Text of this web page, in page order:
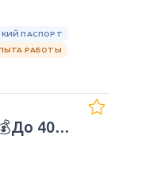
ПАСПОРТ
РАБОТЫ
40